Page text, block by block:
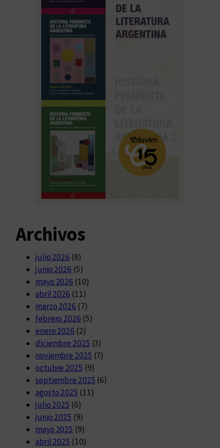
Archivos
julio 2026 (8)
junio 2026 (5)
mayo 2026 (10)
abril 2026 (11)
marzo 2026 (7)
febrero 2026 (5)
enero 2026 (2)
diciembre 2025 (3)
noviembre 2025 (7)
octubre 2025 (9)
septiembre 2025 (6)
agosto 2025 (11)
julio 2025 (6)
junio 2025 (9)
mayo 2025 (9)
abril 2025 (10)